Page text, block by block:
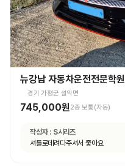
뉴강남 자동차운전전문학원
경기 가평군 설악면
745,000원 2종 보통(자동)
작성자 : S시리즈
셔틀로데려다주셔서 좋아요